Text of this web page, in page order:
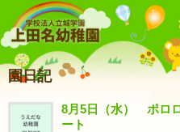
上田
園日記
8月5日（水） ポロ
ート